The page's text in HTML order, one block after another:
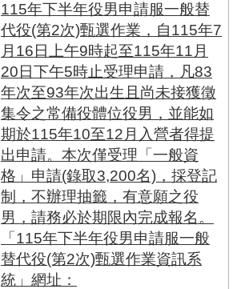
115年下半年役男申請服一般替
代役(第2次)甄選作業，自115年7
月16日上午9時起至115年11月
20日下午5時止受理申請，凡83
年次至93年次出生且尚未接獲徵
集令之常備役體位役男，並能如
期於115年10至12月入營者得提
出申請。本次僅受理「一般資
格」申請(錄取3,200名)，採登記
制，不辦理抽籤，有意願之役
男，請務必於期限內完成報名。
「115年下半年役男申請服一般
替代役(第2次)甄選作業資訊系
統」網址：